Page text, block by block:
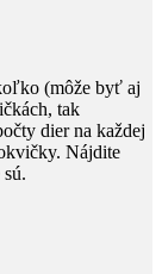
(môže byť aj
tak
dier na každej
Nájdite